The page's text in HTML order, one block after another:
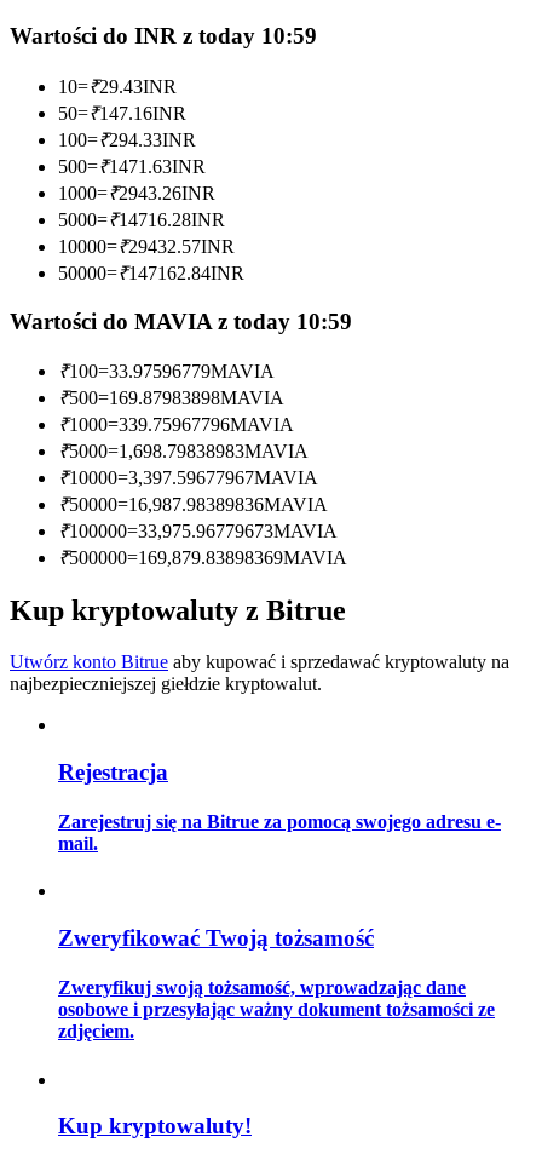
Zostań traderem kopiującym
Ciesz się podziałem zysków i prowizjami z kopiowania
transakcji
Informacja
Analiza Big Data, w tym informacje handlowe itp.
Strategie handlowe
Dowiedz się, jak zachować rentowność
Wartości do INR z today 10:59
10=₹29.43INR
50=₹147.16INR
100=₹294.33INR
500=₹1471.63INR
1000=₹2943.26INR
5000=₹14716.28INR
10000=₹29432.57INR
50000=₹147162.84INR
Wartości do MAVIA z today 10:59
₹100=33.97596779MAVIA
₹500=169.87983898MAVIA
₹1000=339.75967796MAVIA
₹5000=1,698.79838983MAVIA
₹10000=3,397.59677967MAVIA
₹50000=16,987.98389836MAVIA
₹100000=33,975.96779673MAVIA
₹500000=169,879.83898369MAVIA
Kup kryptowaluty z Bitrue
Utwórz konto Bitrue aby kupować i sprzedawać kryptowaluty na
najbezpieczniejszej giełdzie kryptowalut.
Rejestracja
Zarejestruj się na Bitrue za pomocą swojego adresu e-
mail.
Zweryfikować Twoją tożsamość
Zweryfikuj swoją tożsamość, wprowadzając dane
osobowe i przesyłając ważny dokument tożsamości ze
zdjęciem.
Kup kryptowaluty!